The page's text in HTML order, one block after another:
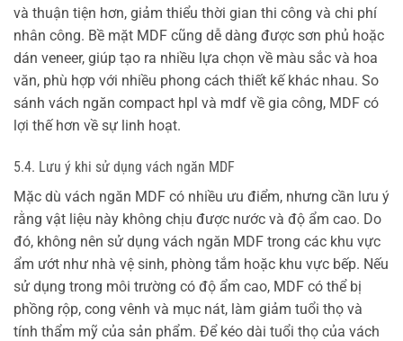
và thuận tiện hơn, giảm thiểu thời gian thi công và chi phí
nhân công. Bề mặt MDF cũng dễ dàng được sơn phủ hoặc
dán veneer, giúp tạo ra nhiều lựa chọn về màu sắc và hoa
văn, phù hợp với nhiều phong cách thiết kế khác nhau. So
sánh vách ngăn compact hpl và mdf về gia công, MDF có
lợi thế hơn về sự linh hoạt.
5.4. Lưu ý khi sử dụng vách ngăn MDF
Mặc dù vách ngăn MDF có nhiều ưu điểm, nhưng cần lưu ý
rằng vật liệu này không chịu được nước và độ ẩm cao. Do
đó, không nên sử dụng vách ngăn MDF trong các khu vực
ẩm ướt như nhà vệ sinh, phòng tắm hoặc khu vực bếp. Nếu
sử dụng trong môi trường có độ ẩm cao, MDF có thể bị
phồng rộp, cong vênh và mục nát, làm giảm tuổi thọ và
tính thẩm mỹ của sản phẩm. Để kéo dài tuổi thọ của vách